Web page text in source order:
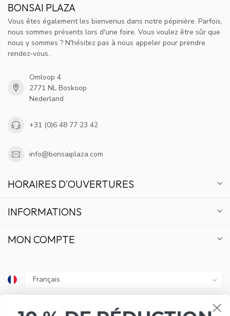
BONSAI PLAZA
Vous êtes également les bienvenus dans notre pépinière. Parfois,
nous sommes présents lors d'une foire. Vous voulez être sûr que
nous y sommes ? N'hésitez pas à nous appeler pour prendre
rendez-vous.
Omloop 4
2771 NL Boskoop
Nederland
+31 (0)6 48 77 23 42
info@bonsaiplaza.com
HORAIRES D'OUVERTURES
INFORMATIONS
MON COMPTE
10 % DE RÉDUCTION
ABONNEZ-VOUS À NOTRE NEWSLETTER ET RESTEZ